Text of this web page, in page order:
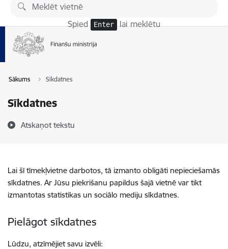
Pāriet uz lapas saturu
Spied Enter lai meklētu
Sākums Sīkdatnes
Sīkdatnes
Atskaņot tekstu
Lai šī tīmekļvietne darbotos, tā izmanto obligāti nepieciešamās
sīkdatnes. Ar Jūsu piekrišanu papildus šajā vietnē var tikt
izmantotas statistikas un sociālo mediju sīkdatnes.
Pielāgot sīkdatnes
Lūdzu, atzīmējiet savu izvēli: